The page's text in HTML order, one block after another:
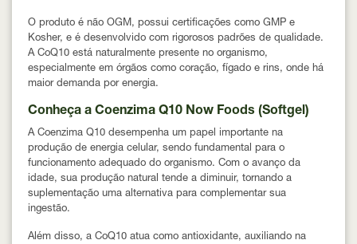
O produto é não OGM, possui certificações como GMP e
Kosher, e é desenvolvido com rigorosos padrões de qualidade.
A CoQ10 está naturalmente presente no organismo,
especialmente em órgãos como coração, fígado e rins, onde há
maior demanda por energia.
Conheça a Coenzima Q10 Now Foods (Softgel)
A Coenzima Q10 desempenha um papel importante na
produção de energia celular, sendo fundamental para o
funcionamento adequado do organismo. Com o avanço da
idade, sua produção natural tende a diminuir, tornando a
suplementação uma alternativa para complementar sua
ingestão.
Além disso, a CoQ10 atua como antioxidante, auxiliando na